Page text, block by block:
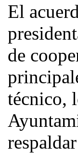
El
de
técnico,